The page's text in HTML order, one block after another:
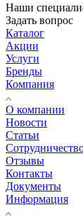
Наши
Задать вопрос
Каталог
Акции
Услуги
Бренды
Компания
О компании
Новости
Статьи
Отзывы
Контакты
Документы
Информация